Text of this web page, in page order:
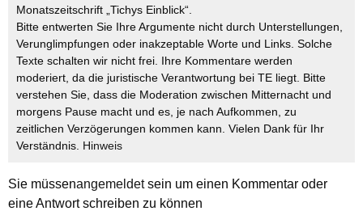
Monatszeitschrift „Tichys Einblick“.
Bitte entwerten Sie Ihre Argumente nicht durch Unterstellungen,
Verunglimpfungen oder inakzeptable Worte und Links. Solche
Texte schalten wir nicht frei. Ihre Kommentare werden
moderiert, da die juristische Verantwortung bei TE liegt. Bitte
verstehen Sie, dass die Moderation zwischen Mitternacht und
morgens Pause macht und es, je nach Aufkommen, zu
zeitlichen Verzögerungen kommen kann. Vielen Dank für Ihr
Verständnis. Hinweis
Sie müssenangemeldetsein um einen Kommentar oder
eine Antwort schreiben zu können